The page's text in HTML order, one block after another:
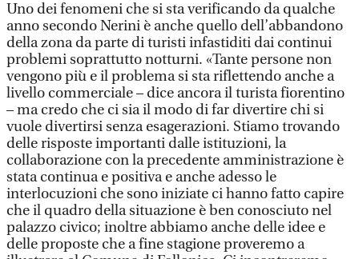
Uno dei fenomeni che si sta verificando da qualche
anno secondo Nerini è anche quello dell’abbandono
della zona da parte di turisti infastiditi dai continui
problemi soprattutto notturni. «Tante persone non
vengono più e il problema si sta riflettendo anche a
livello commerciale – dice ancora il turista fiorentino
– ma credo che ci sia il modo di far divertire chi si
vuole divertirsi senza esagerazioni. Stiamo trovando
delle risposte importanti dalle istituzioni, la
collaborazione con la precedente amministrazione è
stata continua e positiva e anche adesso le
interlocuzioni che sono iniziate ci hanno fatto capire
che il quadro della situazione è ben conosciuto nel
palazzo civico; inoltre abbiamo anche delle idee e
delle proposte che a fine stagione proveremo a